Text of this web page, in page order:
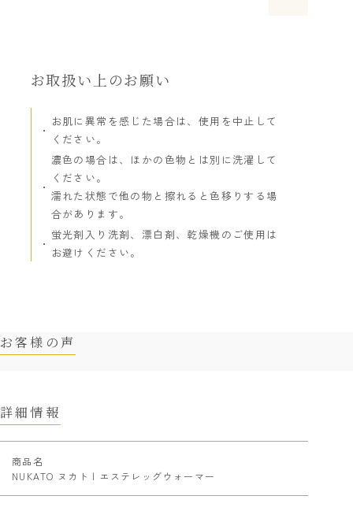
お取扱い上のお願い
お肌に異常を感じた場合は、使用を中止して
ください。
濃色の場合は、ほかの色物とは別に洗濯して
ください。
濡れた状態で他の物と擦れると色移りする場
合があります。
蛍光剤入り洗剤、漂白剤、乾燥機のご使用は
お避けください。
お客様の声
詳細情報
商品名
NUKATO ヌカト | エステレッグウォーマー